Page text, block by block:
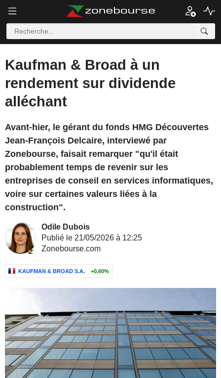
Kaufman & Broad à un
rendement sur dividende
alléchant
Avant-hier, le gérant du fonds HMG Découvertes
Jean-François Delcaire, interviewé par
Zonebourse, faisait remarquer "qu'il était
probablement temps de revenir sur les
entreprises de conseil en services informatiques,
voire sur certaines valeurs liées à la
construction".
Odile Dubois
Publié le 21/05/2026 à 12:25
Zonebourse.com
KAUFMAN & BROAD S.A. +0,60%